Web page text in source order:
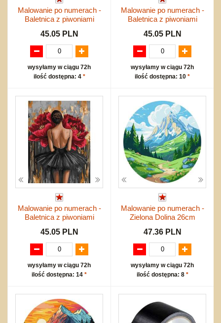
Malowanie po numerach -
Baletnica z piwoniami
45.05 PLN
wysyłamy w ciągu 72h
ilość dostępna: 4 *
Malowanie po numerach -
Baletnica z piwoniami
45.05 PLN
wysyłamy w ciągu 72h
ilość dostępna: 10 *
Malowanie po numerach -
Baletnica z piwoniami
45.05 PLN
wysyłamy w ciągu 72h
ilość dostępna: 14 *
Malowanie po numerach -
Zielona Dolina 26cm
47.36 PLN
wysyłamy w ciągu 72h
ilość dostępna: 8 *